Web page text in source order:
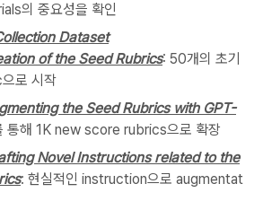
의 중요성을 확인
Dataset
of the Seed Rubrics: 50개의 초기
로 시작
the Seed Rubrics with GPT-
통해 1K new score rubrics으로 확장
Novel Instructions related to the
: 현실적인 instruction으로 augmentat